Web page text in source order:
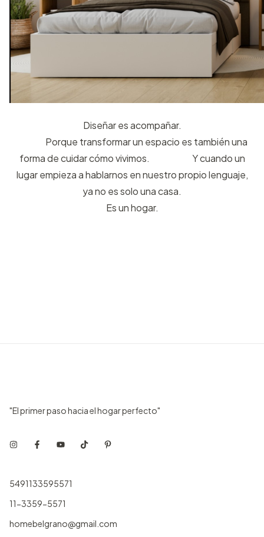
Diseñar es acompañar.
Porque transformar un espacio es también una
forma de cuidar cómo vivimos. Y cuando un
lugar empieza a hablarnos en nuestro propio lenguaje,
ya no es solo una casa.
Es un hogar.
"El primer paso hacia el hogar perfecto"
5491133595571
11-3359-5571
homebelgrano@gmail.com